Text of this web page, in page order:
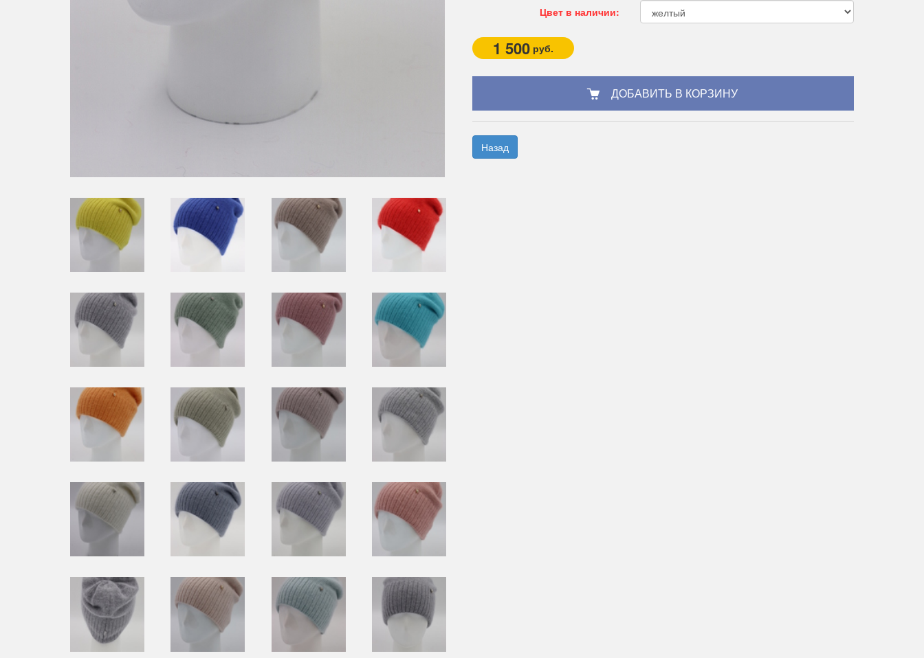
Цвет в наличии:
1 500 руб.
Назад